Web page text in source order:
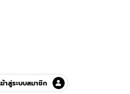
ข้าสู่ระบบสมาชิก